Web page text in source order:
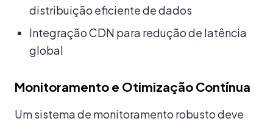
distribuição eficiente de dados
Integração CDN para redução de latência
global
Monitoramento e Otimização Contínua
Um sistema de monitoramento robusto deve